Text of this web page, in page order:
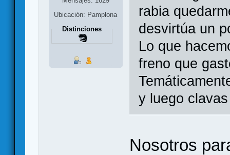
Ubicación: Pamplona
Distinciones
rabia
desvirtúa un
Lo que
freno que
y luego
Nosotros